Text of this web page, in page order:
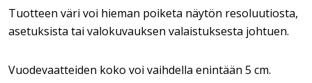
Tuotteen väri voi hieman poiketa näytön resoluutiosta,
asetuksista tai valokuvauksen valaistuksesta johtuen.
Vuodevaatteiden koko voi vaihdella enintään 5 cm.